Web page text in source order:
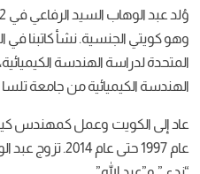
وهو كويتي الجنسية. نشأ كاتبنا في
المتحدة لدراسة الهندسة
الهندسة الكيميائية من جامعة تلسا عام
عاد إلى الكويت وعمل كمهندس
عام 1997 حتى عام